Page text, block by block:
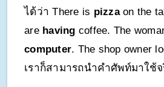
ได้ว่า There is pizza on the
are having
computer. The shop owner
เราก็สามารถนำคำศัพท์มาใช้